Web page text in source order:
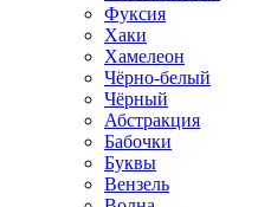
Фуксия
Хаки
Хамелеон
Чёрно-белый
Чёрный
Абстракция
Бабочки
Буквы
Вензель